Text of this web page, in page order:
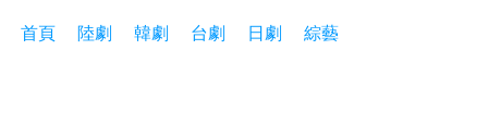
首頁 陸劇 韓劇 台劇 日劇 綜藝